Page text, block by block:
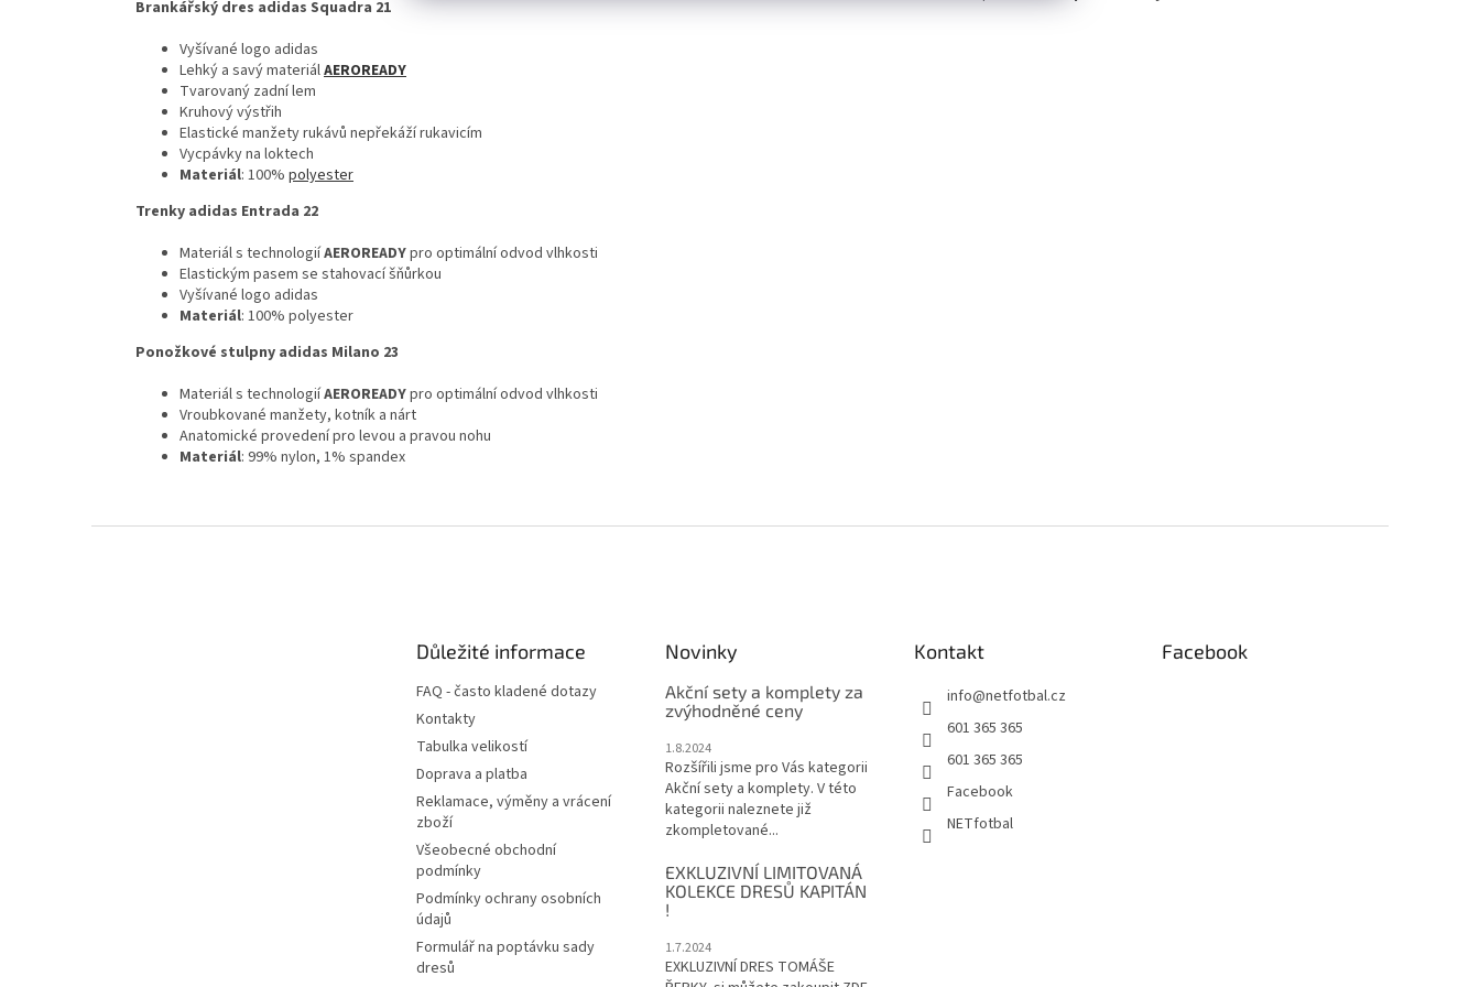
Brankářský dres adidas Squadra 21
Vyšívané logo adidas
Lehký a savý materiálAEROREADY
Tvarovaný zadní lem
Kruhový výstřih
Elastické manžety rukávů nepřekáží rukavicím
Vycpávky na loktech
Materiál: 100% polyester
Trenky adidas Entrada 22
Materiál s technologiíAEROREADYpro optimální odvod vlhkosti
Elastickým pasem se stahovací šňůrkou
Vyšívané logo adidas
Materiál: 100% polyester
Ponožkové stulpny adidas Milano 23
Materiál s technologiíAEROREADYpro optimální odvod vlhkosti
Vroubkované manžety, kotník a nárt
Anatomické provedení pro levou a pravou nohu
Materiál: 99% nylon, 1% spandex
Důležité informace
FAQ - často kladené dotazy
Kontakty
Tabulka velikostí
Doprava a platba
Reklamace, výměny a vrácení
zboží
Všeobecné obchodní
podmínky
Podmínky ochrany osobních
údajů
Formulář na poptávku sady
dresů
Novinky
Akční sety a komplety za
zvýhodněné ceny
1.8.2024
Rozšířili jsme pro Vás kategorii
Akční sety a komplety. V této
kategorii naleznete již
zkompletované...
EXKLUZIVNÍ LIMITOVANÁ
KOLEKCE DRESŮ KAPITÁN
!
1.7.2024
EXKLUZIVNÍ DRES TOMÁŠE
Kontakt
info@netfotbal.cz
601 365 365
601 365 365
Facebook
NETfotbal
Facebook